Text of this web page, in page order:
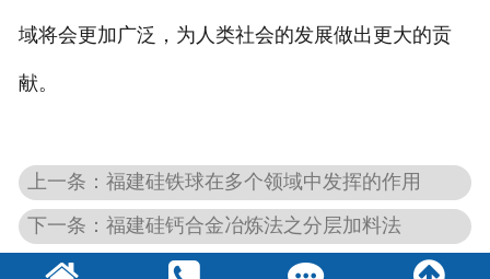
域将会更加广泛，为人类社会的发展做出更大的贡
献。
上一条：福建硅铁球在多个领域中发挥的作用
下一条：福建硅钙合金冶炼法之分层加料法